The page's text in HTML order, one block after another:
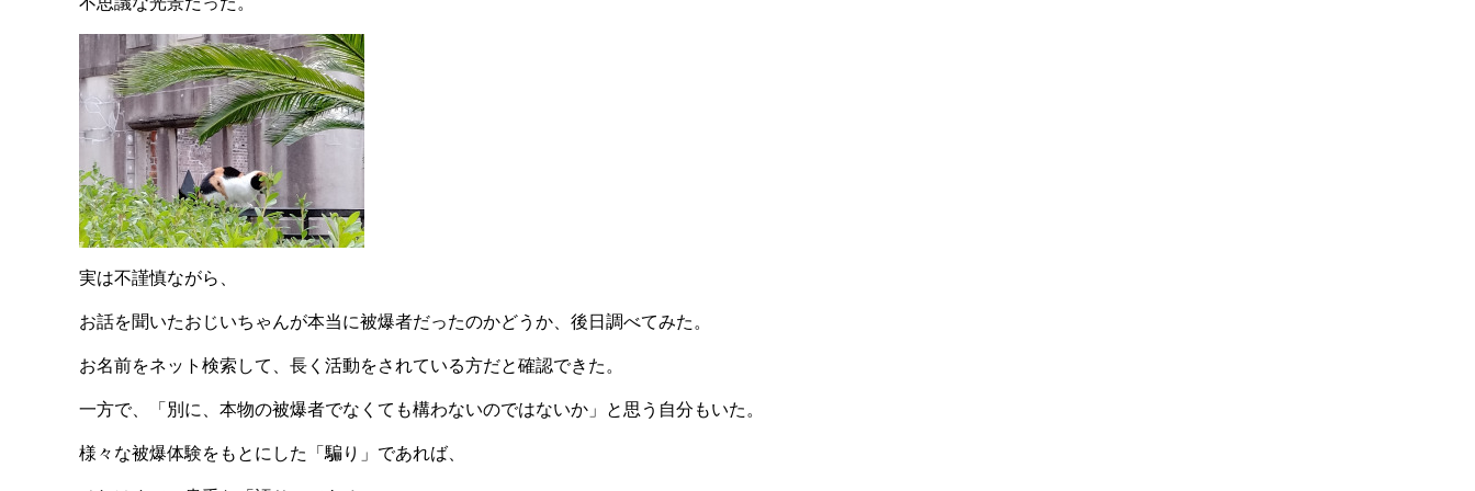
実は不謹慎ながら、
お話を聞いたおじいちゃんが本当に被爆者だったのかどうか、後日調べてみた。
お名前をネット検索して、長く活動をされている方だと確認できた。
一方で、「別に、本物の被爆者でなくても構わないのではないか」と思う自分もいた。
様々な被爆体験をもとにした「騙り」であれば、